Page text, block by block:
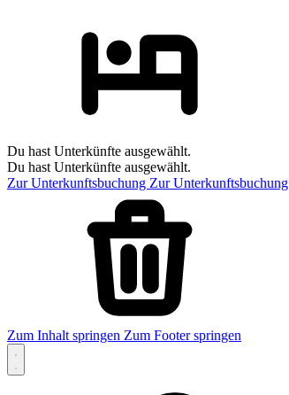
Du hast Unterkünfte ausgewählt.
Du hast Unterkünfte ausgewählt.
Zur Unterkunftsbuchung Zur Unterkunftsbuchung
Zum Inhalt springen Zum Footer springen